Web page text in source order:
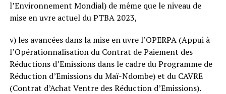
l’Environnement Mondial) de même que le niveau de
mise en uvre actuel du PTBA 2023,
v) les avancées dans la mise en uvre l’OPERPA (Appui à
l’Opérationnalisation du Contrat de Paiement des
Réductions d’Emissions dans le cadre du Programme de
Réduction d’Emissions du Maï-Ndombe) et du CAVRE
(Contrat d’Achat Ventre des Réduction d’Emissions).